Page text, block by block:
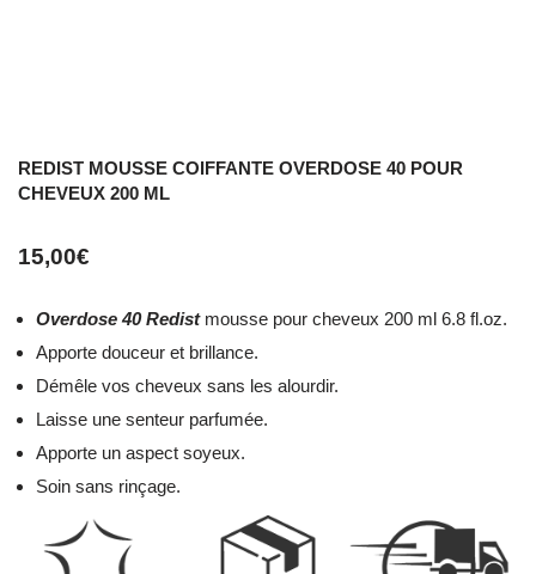
REDIST MOUSSE COIFFANTE OVERDOSE 40 POUR
CHEVEUX 200 ML
15,00€
Overdose 40 Redist mousse pour cheveux 200 ml 6.8 fl.oz.
Apporte douceur et brillance.
Démêle vos cheveux sans les alourdir.
Laisse une senteur parfumée.
Apporte un aspect soyeux.
Soin sans rinçage.